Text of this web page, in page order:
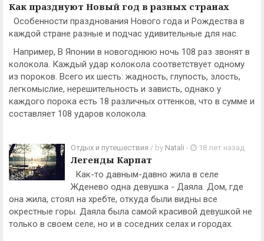
Как празднуют Новый год в разных странах
Особенности празднования Нового года и Рождества в
каждой стране разные и подчас удивительные для нас.
Например, В Японии в новогоднюю ночь 108 раз звонят в
колокола. Каждый удар колокола соответствует одному
из пороков. Всего их шесть: жадность, глупость, злость,
легкомыслие, нерешительность и зависть, однако у
каждого порока есть 18 различных оттенков, что в сумме и
составляет 108 ударов колокола.
Отдых и путешествия / by Natali - 18 лет назад
Легенды Карпат
Как-то давным-давно жила в селе
Жденево одна девушка - Даяла. Дом, где
она жила, стоял на хребте, откуда были видны все
окрестные горы. Даяла была самой красивой девушкой не
только в своем селе, но и в соседних селах и городах.